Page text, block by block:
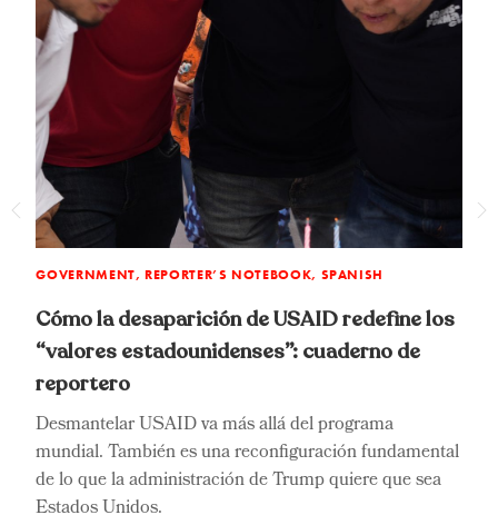
GOVERNMENT, REPORTER’S NOTEBOOK, SPANISH
Cómo la desaparición de USAID redefine los
“valores estadounidenses”: cuaderno de
reportero
Desmantelar USAID va más allá del programa
mundial. También es una reconfiguración fundamental
de lo que la administración de Trump quiere que sea
Estados Unidos.